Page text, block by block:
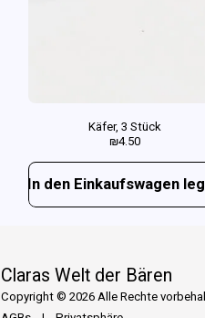
Käfer, 3 Stück
₪4.50
In den Einkaufswagen
Claras Welt der Bären
Copyright © 2026 Alle Rechte